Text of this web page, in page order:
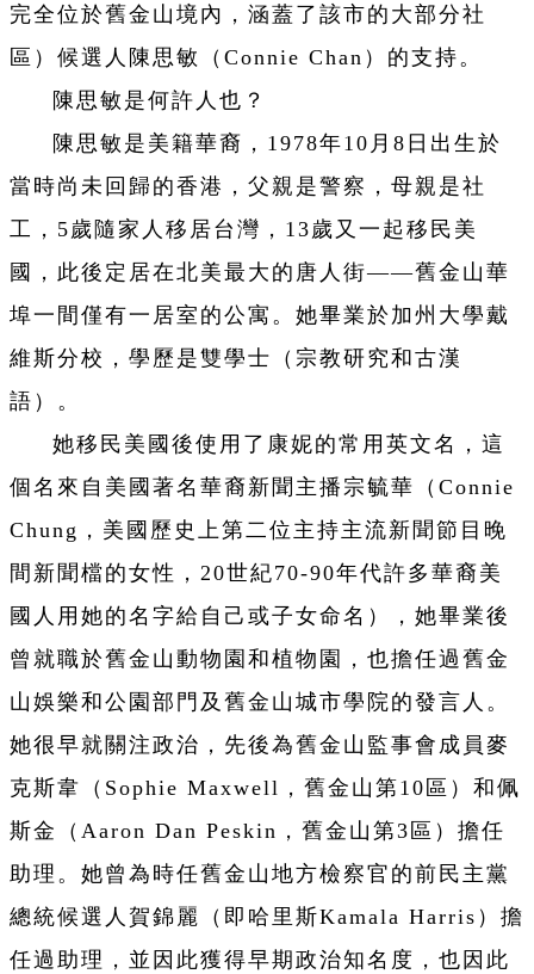
完全位於舊金山境內，涵蓋了該市的大部分社
區）候選人陳思敏（Connie Chan）的支持。
陳思敏是何許人也？
陳思敏是美籍華裔，1978年10月8日出生於
當時尚未回歸的香港，父親是警察，母親是社
工，5歲隨家人移居台灣，13歲又一起移民美
國，此後定居在北美最大的唐人街——舊金山華
埠一間僅有一居室的公寓。她畢業於加州大學戴
維斯分校，學歷是雙學士（宗教研究和古漢
語）。
她移民美國後使用了康妮的常用英文名，這
個名來自美國著名華裔新聞主播宗毓華（Connie
Chung，美國歷史上第二位主持主流新聞節目晚
間新聞檔的女性，20世紀70-90年代許多華裔美
國人用她的名字給自己或子女命名），她畢業後
曾就職於舊金山動物園和植物園，也擔任過舊金
山娛樂和公園部門及舊金山城市學院的發言人。
她很早就關注政治，先後為舊金山監事會成員麥
克斯韋（Sophie Maxwell，舊金山第10區）和佩
斯金（Aaron Dan Peskin，舊金山第3區）擔任
助理。她曾為時任舊金山地方檢察官的前民主黨
總統候選人賀錦麗（即哈里斯Kamala Harris）擔
任過助理，並因此獲得早期政治知名度，也因此